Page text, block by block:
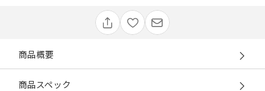
商品概要
商品スペック